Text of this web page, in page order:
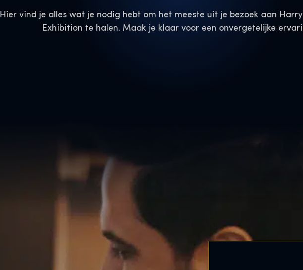
Hier vind je alles wat je nodig hebt om het meeste uit je bezoek aan
Exhibition te halen. Maak je klaar voor een onvergetelijke